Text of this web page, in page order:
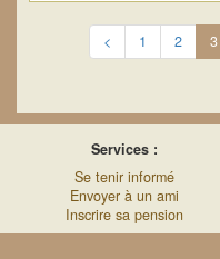
< 1 2 3
Services :
Se tenir informé
Envoyer à un ami
Inscrire sa pension